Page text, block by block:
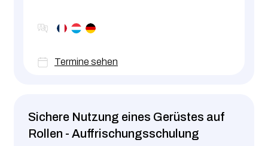
Termine sehen
Sichere Nutzung eines Gerüstes auf
Rollen - Auffrischungsschulung